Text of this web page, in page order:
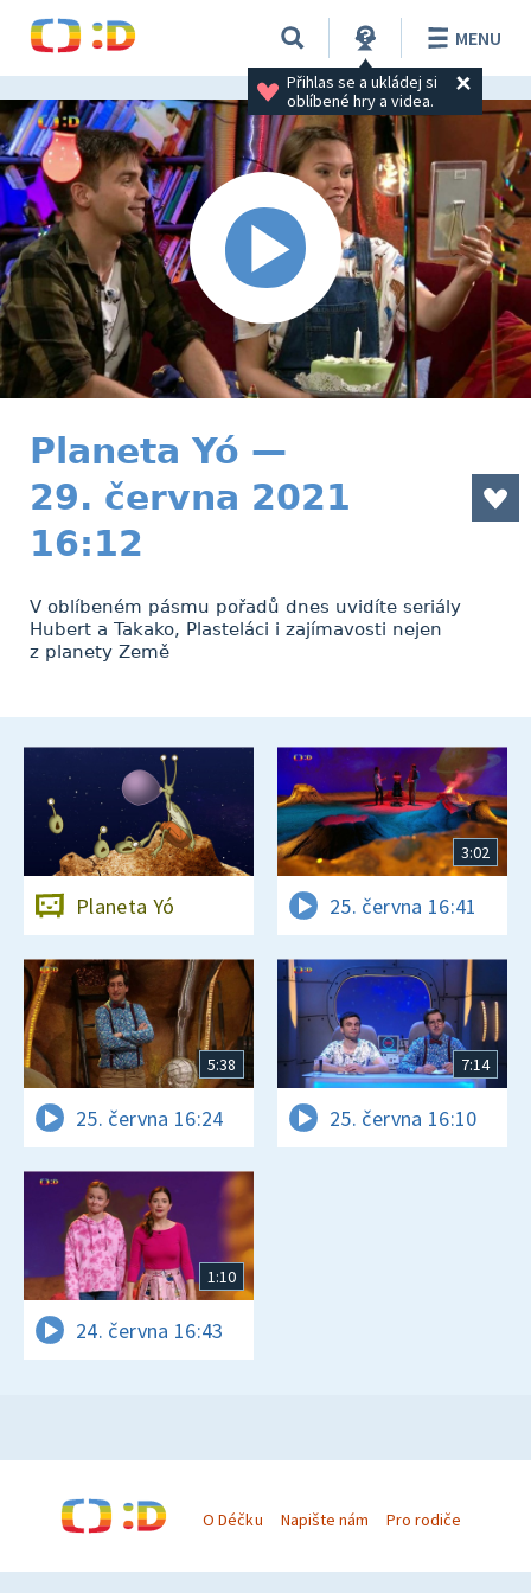
Přihlas se a ukládej si
oblíbené hry a videa.
MENU
Planeta Yó —
29. června 2021
16:12
V oblíbeném pásmu pořadů dnes uvidíte seriály
Hubert a Takako, Plasteláci i zajímavosti nejen
z planety Země
Planeta Yó
3:02
25. června 16:41
5:38
25. června 16:24
7:14
25. června 16:10
1:10
24. června 16:43
O Déčku Napište nám Pro rodiče